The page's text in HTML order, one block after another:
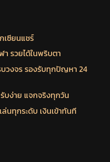
เซียนแชร์
รวยได้ในพริบตา
วงจร รองรับทุกปัญหา 24
บง่าย แจกจริงทุกวัน
นทุกระดับ เงินเข้าทันที